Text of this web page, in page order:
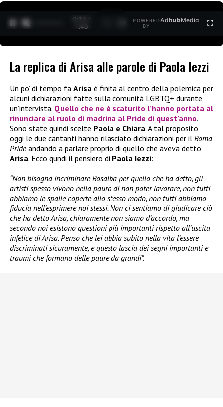
0:14 /
1:40
POWERED
BY
AdhubMedia
La replica di Arisa alle parole di Paola Iezzi
Un po’ di tempo fa Arisa è finita al centro della polemica per
alcuni dichiarazioni fatte sulla comunità LGBTQ+ durante
un’intervista. Quello che ne è scaturito l’hanno portata al
rinunciare al ruolo di madrina al Pride di quest’anno.
Sono state quindi scelte Paola e Chiara. A tal proposito
oggi le due cantanti hanno rilasciato dichiarazioni per il Roma
Prideandando a parlare proprio di quello che aveva detto
Arisa. Ecco qundi il pensiero di Paola Iezzi:
“Non bisogna incriminare Rosalba per quello che ha detto, gli
artisti spesso vivono nella paura di non poter lavorare, non tutti
abbiamo le spalle coperte allo stesso modo, non tutti abbiamo
fiducia nell’esprimere noi stessi. Non ci sentiamo di giudicare ciò
che ha detto Arisa, chiaramente non siamo d’accordo, ma
secondo noi esistono questioni più importanti rispetto all’uscita
infelice di Arisa. Penso che lei abbia subito nella vita l’essere
discriminati sicuramente, e questo lascia dei segni importanti e
traumi che formano delle paure da grandi”.